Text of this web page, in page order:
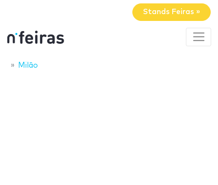
Stands Feiras »
Milão